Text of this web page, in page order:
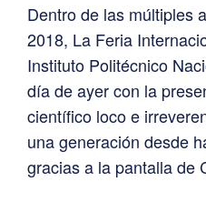
Dentro de las múltiples
2018, La Feria
Instituto Politécnico
día de ayer con la
científico loco e
una generación desde
gracias a la pantalla de